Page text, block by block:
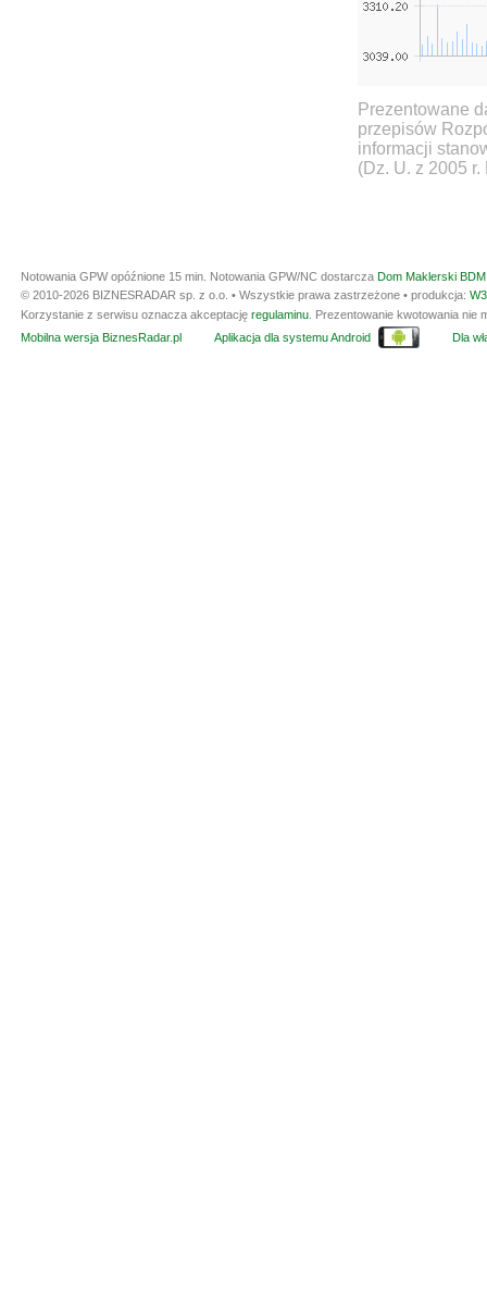
Prezentowane
przepisów
informacji
(Dz. U. z 2005
Notowania GPW opóźnione 15 min. Notowania GPW/NC dostarcza Dom Maklerski
© 2010-2026 BIZNESRADAR sp. z o.o. • Wszystkie prawa zastrzeżone • produkcja:
Korzystanie z serwisu oznacza akceptację regulaminu . Prezentowanie kwotowania
Mobilna wersja BiznesRadar.pl
Aplikacja dla systemu Android Dla